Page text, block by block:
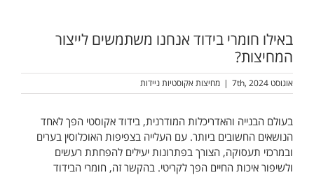
באילו חומרי בידוד אנחנו משתמשים לייצור
המחיצות?
אוגוסט 7th, 2024 | מחיצות אקוסטיות ניידות
בעולם הבנייה והאדריכלות המודרנית, בידוד אקוסטי הפך לאחד
הנושאים החשובים ביותר. עם העלייה בצפיפות האוכלוסין בערים
ובמרכזי תעסוקה, הצורך בפתרונות יעילים להפחתת רעשים
ולשיפור איכות החיים הפך לקריטי. בהקשר זה, חומרי הבידוד